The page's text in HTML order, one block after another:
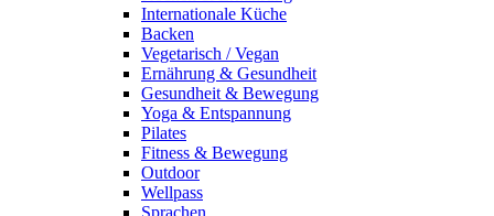
Internationale Küche
Backen
Vegetarisch / Vegan
Ernährung & Gesundheit
Gesundheit & Bewegung
Yoga & Entspannung
Pilates
Fitness & Bewegung
Outdoor
Wellpass
Sprachen